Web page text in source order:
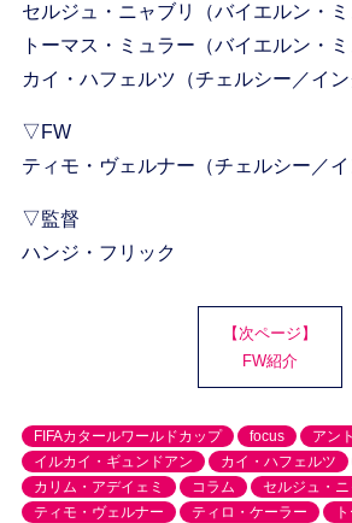
セルジュ・ニャブリ（バイエルン・ミ
トーマス・ミュラー（バイエルン・ミ
カイ・ハフェルツ（チェルシー／イン
▽FW
ティモ・ヴェルナー（チェルシー／イ
▽監督
ハンジ・フリック
【次ページ】
FW紹介
FIFAカタールワールドカップ focus
アン
イルカイ・ギュンドアン
カイ・ハフェルツ
カリム・アデイェミ
コラム
セルジュ・ニ
ティモ・ヴェルナー
ティロ・ケーラー